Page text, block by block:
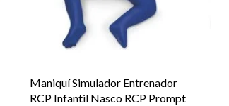
Maniquí Simulador Entrenador
RCP Infantil Nasco RCP Prompt